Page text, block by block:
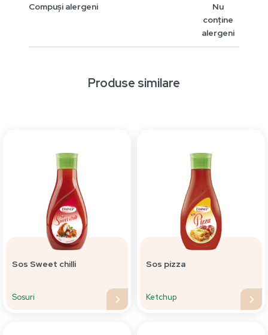
Compuși alergeni
Nu
conține
alergeni
Produse similare
Sos Sweet chilli
Sosuri
Sos pizza
Ketchup